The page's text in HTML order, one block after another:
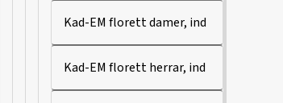
Kad-EM florett damer, ind
Kad-EM florett herrar, ind